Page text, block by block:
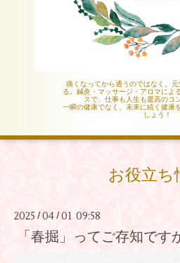
痛くなってから通うのではなく、
る。鍼灸・マッサージ・アロマによ
スで、仕事も人生も最高のコ
一瞬の健康でなく、未来に続く健康
しょう！
お役立ち
2025 /04 /01 09:58
「春掘」ってご存知です